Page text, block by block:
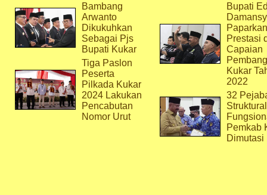
Bambang
Arwanto
Dikukuhkan
Sebagai Pjs
Bupati Kukar
Tiga Paslon
Peserta
Pilkada Kukar
2024 Lakukan
Pencabutan
Nomor Urut
Bupati
Paparkan
Prestasi
Capaian
Kukar
2022
32
Pemkab
Dimutasi